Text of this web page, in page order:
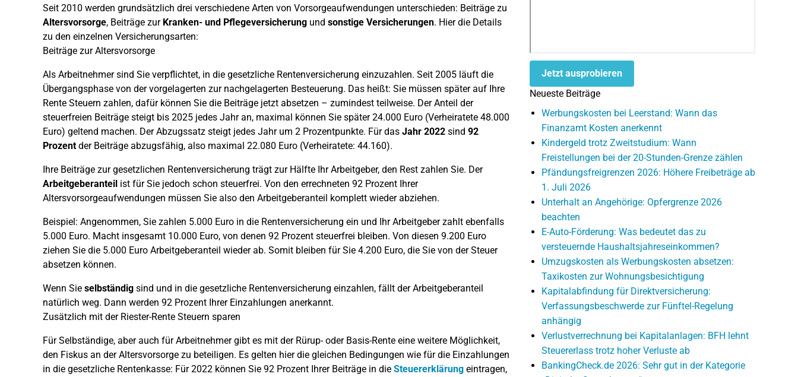
Seit 2010 werden grundsätzlich drei verschiedene Arten von Vorsorgeaufwendungen unterschieden: Beiträge zu
Altersvorsorge, Beiträge zur Kranken- und Pflegeversicherung und sonstige Versicherungen. Hier die Details
zu den einzelnen Versicherungsarten:
Beiträge zur Altersvorsorge
Als Arbeitnehmer sind Sie verpflichtet, in die gesetzliche Rentenversicherung einzuzahlen. Seit 2005 läuft die
Übergangsphase von der vorgelagerten zur nachgelagerten Besteuerung. Das heißt: Sie müssen später auf Ihre
Rente Steuern zahlen, dafür können Sie die Beiträge jetzt absetzen – zumindest teilweise. Der Anteil der
steuerfreien Beiträge steigt bis 2025 jedes Jahr an, maximal können Sie später 24.000 Euro (Verheiratete 48.000
Euro) geltend machen. Der Abzugssatz steigt jedes Jahr um 2 Prozentpunkte. Für das Jahr 2022 sind 92
Prozentder Beiträge abzugsfähig, also maximal 22.080 Euro (Verheiratete: 44.160).
Ihre Beiträge zur gesetzlichen Rentenversicherung trägt zur Hälfte Ihr Arbeitgeber, den Rest zahlen Sie. Der
Arbeitgeberanteil ist für Sie jedoch schon steuerfrei. Von den errechneten 92 Prozent Ihrer
Altersvorsorgeaufwendungen müssen Sie also den Arbeitgeberanteil komplett wieder abziehen.
Beispiel: Angenommen, Sie zahlen 5.000 Euro in die Rentenversicherung ein und Ihr Arbeitgeber zahlt ebenfalls
5.000 Euro. Macht insgesamt 10.000 Euro, von denen 92 Prozent steuerfrei bleiben. Von diesen 9.200 Euro
ziehen Sie die 5.000 Euro Arbeitgeberanteil wieder ab. Somit bleiben für Sie 4.200 Euro, die Sie von der Steuer
absetzen können.
Wenn Sie selbständig sind und in die gesetzliche Rentenversicherung einzahlen, fällt der Arbeitgeberanteil
natürlich weg. Dann werden 92 Prozent Ihrer Einzahlungen anerkannt.
Zusätzlich mit der Riester-Rente Steuern sparen
Für Selbständige, aber auch für Arbeitnehmer gibt es mit der Rürup- oder Basis-Rente eine weitere Möglichkeit,
den Fiskus an der Altersvorsorge zu beteiligen. Es gelten hier die gleichen Bedingungen wie für die Einzahlungen
in die gesetzliche Rentenkasse: Für 2022 können Sie 92 Prozent Ihrer Beiträge in die Steuererklärung eintragen,
Jetzt ausprobieren
Neueste Beiträge
Werbungskosten bei Leerstand: Wann das
Finanzamt Kosten anerkennt
Kindergeld trotz Zweitstudium: Wann
Freistellungen bei der 20-Stunden-Grenze zählen
Pfändungsfreigrenzen 2026: Höhere Freibeträge ab
1. Juli 2026
Unterhalt an Angehörige: Opfergrenze 2026
beachten
E-Auto-Förderung: Was bedeutet das zu
versteuernde Haushaltsjahreseinkommen?
Umzugskosten als Werbungskosten absetzen:
Taxikosten zur Wohnungsbesichtigung
Kapitalabfindung für Direktversicherung:
Verfassungsbeschwerde zur Fünftel-Regelung
anhängig
Verlustverrechnung bei Kapitalanlagen: BFH lehnt
Steuererlass trotz hoher Verluste ab
BankingCheck.de 2026: Sehr gut in der Kategorie